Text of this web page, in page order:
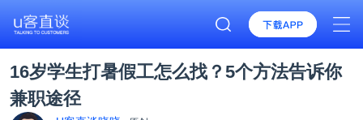
16岁学生打暑假工怎么找？5个方法告诉你
兼职途径